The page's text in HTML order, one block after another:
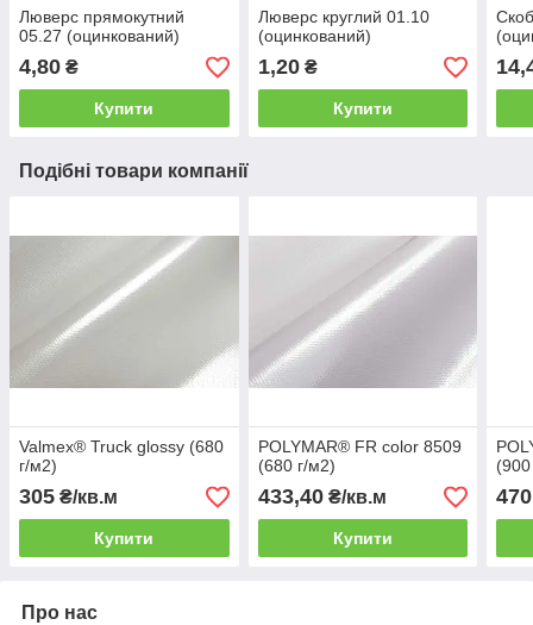
Люверс прямокутний
05.27 (оцинкований)
4,80 ₴
Купити
Люверс круглий 01.10
(оцинкований)
1,20₴
Купити
Подібні товари компанії
Valmex® Truck glossy (680
г/м2)
305 ₴/кв.м
Купити
POLYMAR® FR color 8509
(680 г/м2)
433,40₴/кв.м
Купити
Про нас